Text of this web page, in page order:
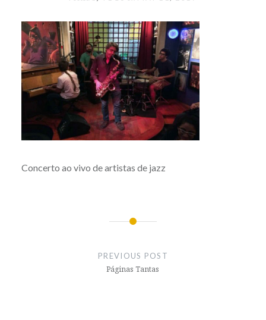
Concerto ao vivo de artistas de jazz
PREVIOUS POST
Páginas Tantas